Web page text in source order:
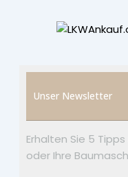
Unser Newsletter
Erhalten Sie 5
oder Ihre